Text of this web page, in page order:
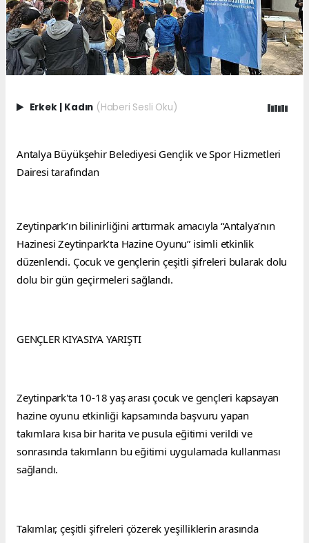
Erkek | Kadın (Haberi Sesli Oku)
Antalya Büyükşehir Belediyesi Gençlik ve Spor Hizmetleri
Dairesi tarafından
Zeytinpark’ın bilinirliğini arttırmak amacıyla “Antalya’nın
Hazinesi Zeytinpark’ta Hazine Oyunu” isimli etkinlik
düzenlendi. Çocuk ve gençlerin çeşitli şifreleri bularak dolu
dolu bir gün geçirmeleri sağlandı.
GENÇLER KIYASIYA YARIŞTI
Zeytinpark'ta 10-18 yaş arası çocuk ve gençleri kapsayan
hazine oyunu etkinliği kapsamında başvuru yapan
takımlara kısa bir harita ve pusula eğitimi verildi ve
sonrasında takımların bu eğitimi uygulamada kullanması
sağlandı.
Takımlar, çeşitli şifreleri çözerek yeşilliklerin arasında